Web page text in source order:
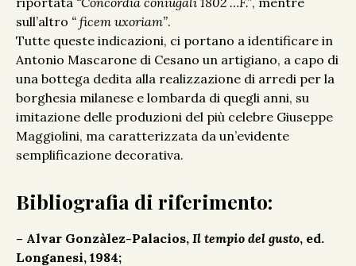
sull’altro “ ficem uxoriam”.
Tutte queste indicazioni, ci portano a identificare in
Antonio Mascarone di Cesano un artigiano, a capo di
una bottega dedita alla realizzazione di arredi per la
borghesia milanese e lombarda di quegli anni, su
imitazione delle produzioni del più celebre Giuseppe
Maggiolini, ma caratterizzata da un’evidente
semplificazione decorativa.
Bibliografia di riferimento:
– Alvar Gonzàlez-Palacios, Il tempio del gusto, ed.
Longanesi, 1984;